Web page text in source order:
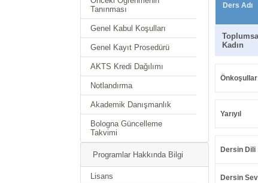
Tanınması
Genel Kabul Koşulları
Genel Kayıt Prosedürü
AKTS Kredi Dağılımı
Notlandırma
Akademik Danışmanlık
Bologna Güncelleme
Takvimi
Programlar Hakkında Bilgi
Lisans
Ders Adı
Kadın
Önkoşullar
Yarıyıl
Dersin Dili
Dersin